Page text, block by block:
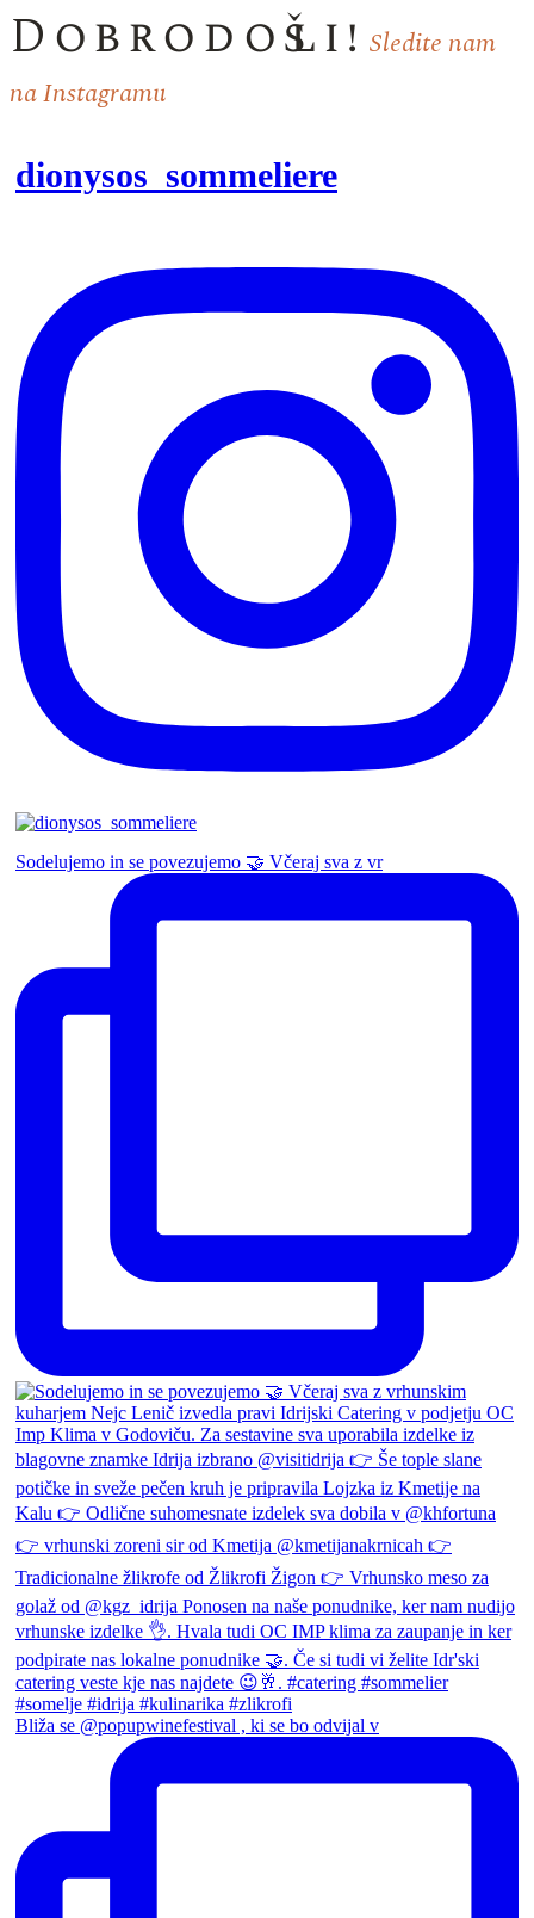
Dobrodošli! Sledite nam
na Instagramu
dionysos_sommeliere
Sodelujemo in se povezujemo 🤝 Včeraj sva z vr
Bliža se @popupwinefestival , ki se bo odvijal v